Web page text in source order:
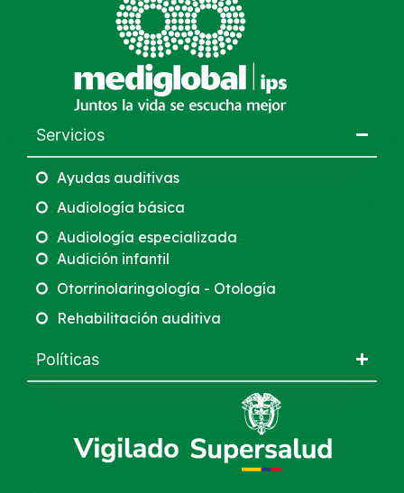
Servicios
Ayudas auditivas
Audiología básica
Audiología especializada
Audición infantil
Otorrinolaringología - Otología
Rehabilitación auditiva
Políticas